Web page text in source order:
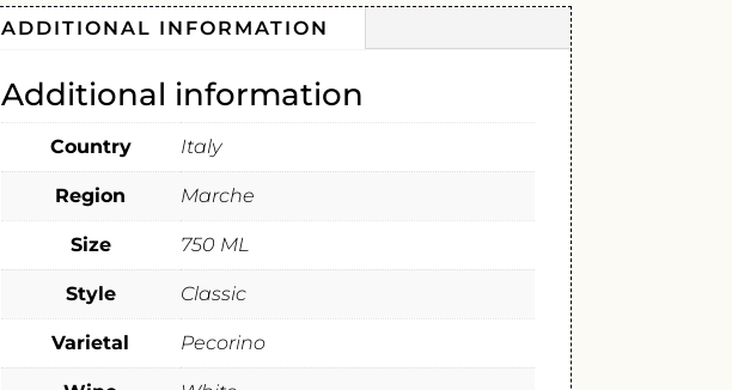
ADDITIONAL INFORMATION
Additional information
Country Italy
Region Marche
Size 750 ML
Style Classic
Varietal Pecorino